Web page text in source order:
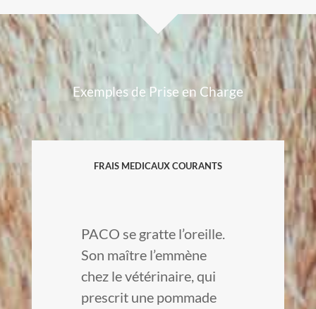
Exemples de Prise en Charge
FRAIS MEDICAUX COURANTS
PACO se gratte l’oreille.
Son maître l’emmène
chez le vétérinaire, qui
prescrit une pommade